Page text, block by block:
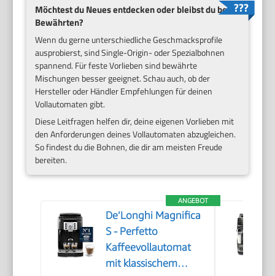
Möchtest du Neues entdecken oder bleibst du beim
Bewährten?
Wenn du gerne unterschiedliche Geschmacksprofile
ausprobierst, sind Single-Origin- oder Spezialbohnen
spannend. Für feste Vorlieben sind bewährte
Mischungen besser geeignet. Schau auch, ob der
Hersteller oder Händler Empfehlungen für deinen
Vollautomaten gibt.
Diese Leitfragen helfen dir, deine eigenen Vorlieben mit
den Anforderungen deines Vollautomaten abzugleichen.
So findest du die Bohnen, die dir am meisten Freude
bereiten.
ANGEBOT
De’Longhi Magnifica
S - Perfetto
Kaffeevollautomat
mit klassischem